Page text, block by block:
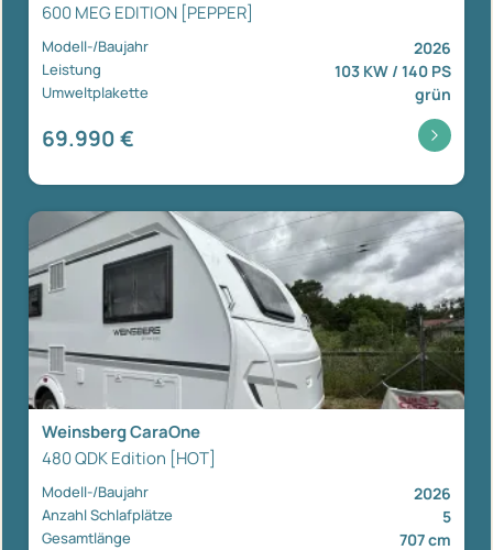
600 MEG EDITION [PEPPER]
Modell-/Baujahr 2026
Leistung 103 KW / 140 PS
Umweltplakette grün
69.990 €
Weinsberg CaraOne
480 QDK Edition [HOT]
Modell-/Baujahr 2026
Anzahl Schlafplätze 5
Gesamtlänge 707 cm